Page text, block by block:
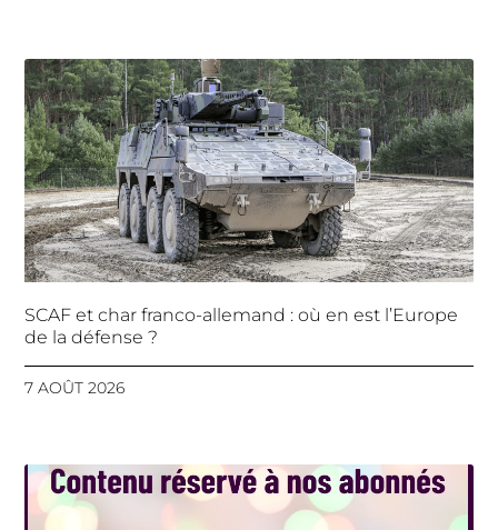
SCAF et char franco-allemand : où en est l’Europe
de la défense ?
7 AOÛT 2026